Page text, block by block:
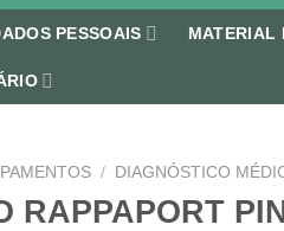
PESSOAIS MATERIAL
/ DIAGNÓSTICO
RAPPAPORT